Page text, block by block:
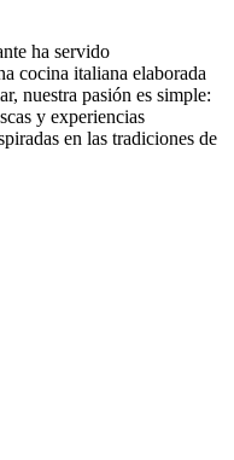
ha servido
cocina italiana elaborada
nuestra pasión es simple:
y experiencias
en las tradiciones de